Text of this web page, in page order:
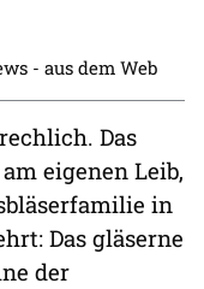
- aus dem Web
Das
eigenen Leib,
in
Das gläserne
der